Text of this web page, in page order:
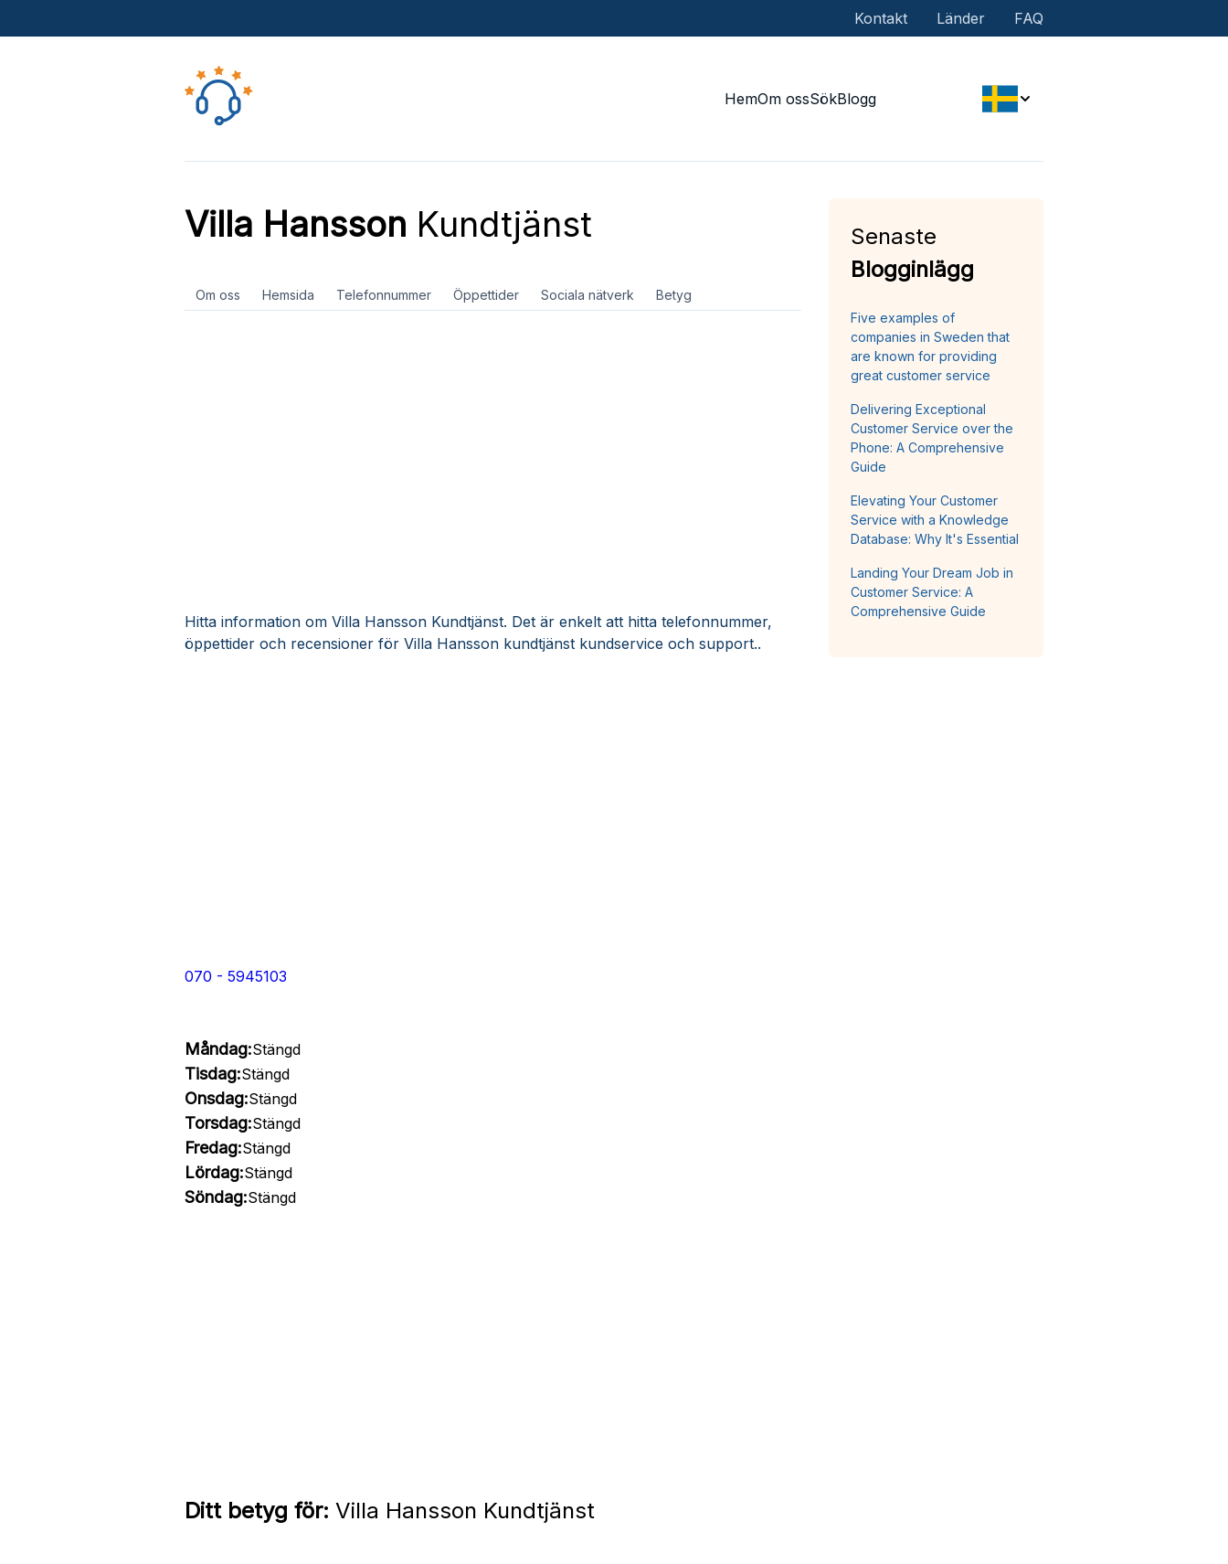
Kontakt Länder FAQ
HemOm ossSökBlogg
Villa Hansson Kundtjänst
Om oss Hemsida Telefonnummer Öppettider Sociala nätverk Betyg
Hitta information om Villa Hansson Kundtjänst. Det är enkelt att hitta telefonnummer,
öppettider och recensioner för Villa Hansson kundtjänst kundservice och support..
070 - 5945103
Måndag:Stängd
Tisdag:Stängd
Onsdag:Stängd
Torsdag:Stängd
Fredag:Stängd
Lördag:Stängd
Söndag:Stängd
Ditt betyg för: Villa Hansson Kundtjänst
Senaste
Blogginlägg
Five examples of
companies in Sweden that
are known for providing
great customer service
Delivering Exceptional
Customer Service over the
Phone: A Comprehensive
Guide
Elevating Your Customer
Service with a Knowledge
Database: Why It's Essential
Landing Your Dream Job in
Customer Service: A
Comprehensive Guide